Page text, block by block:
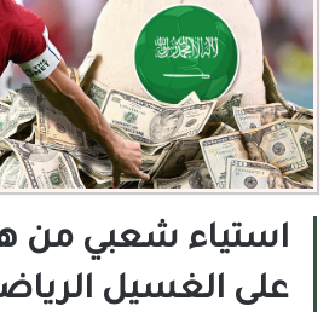
استياء شعبي من
على الغسيل